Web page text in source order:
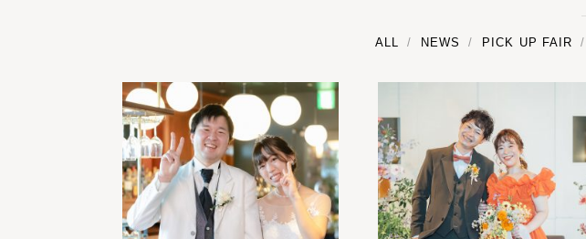
ALL NEWS PICK UP FAIR